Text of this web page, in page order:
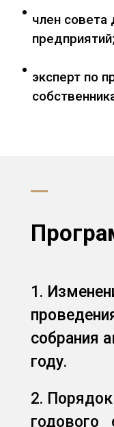
член совета
предприятий;
эксперт по
1.
собрания
году.
2.
годового